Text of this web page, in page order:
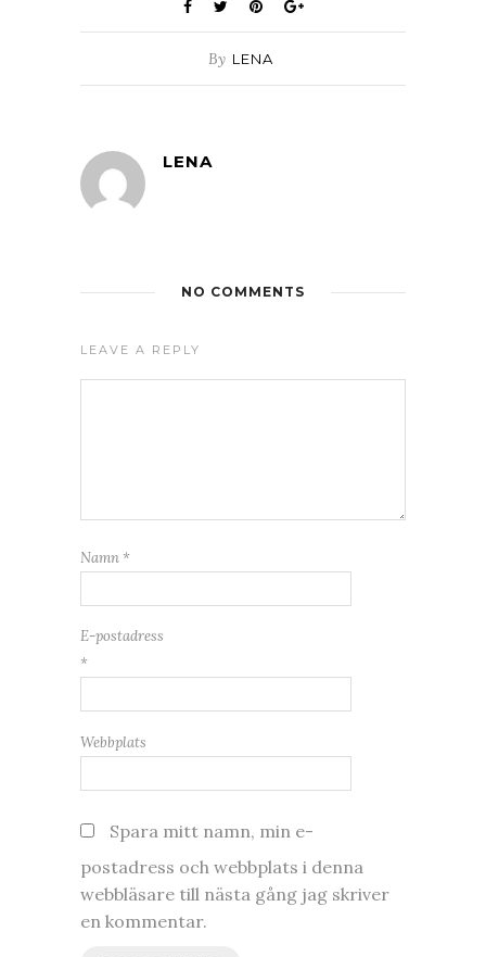
By LENA
LENA
NO COMMENTS
LEAVE A REPLY
Namn *
E-postadress
*
Webbplats
Spara mitt namn, min e-
postadress och webbplats i denna
webbläsare till nästa gång jag skriver
en kommentar.